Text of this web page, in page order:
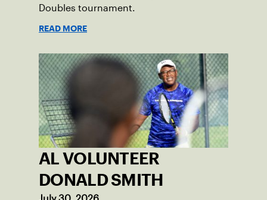
Doubles tournament.
READ MORE
AL VOLUNTEER
DONALD SMITH